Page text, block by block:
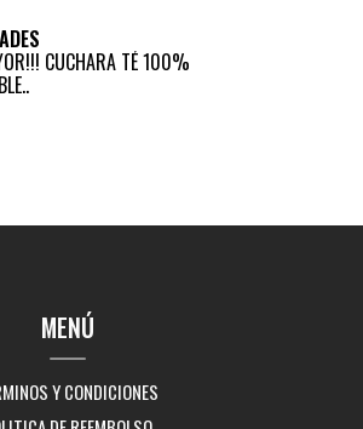
CUCHARA TÉ 100%
MENÚ
Y CONDICIONES